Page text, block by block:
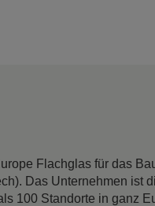
Flachglas für das
Das Unternehmen ist
100 Standorte in ganz